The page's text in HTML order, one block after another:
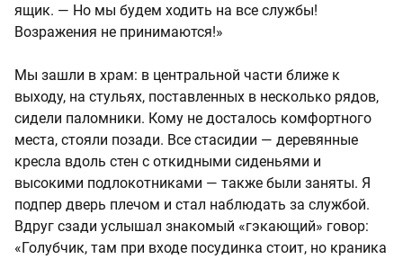
ящик. — Но мы будем ходить на все службы!
Возражения не принимаются!»
Мы зашли в храм: в центральной части ближе к
выходу, на стульях, поставленных в несколько рядов,
сидели паломники. Кому не досталось комфортного
места, стояли позади. Все стасидии — деревянные
кресла вдоль стен с откидными сиденьями и
высокими подлокотниками — также были заняты. Я
подпер дверь плечом и стал наблюдать за службой.
Вдруг сзади услышал знакомый «гэкающий» говор:
«Голубчик, там при входе посудинка стоит, но краника